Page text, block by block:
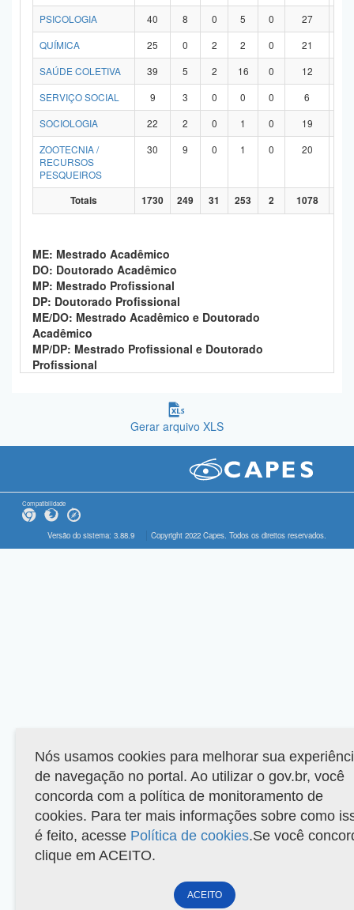
PSICOLOGIA 40 8 0 5 0 27
QUÍMICA
25 0 2 2 0 21
SAÚDE COLETIVA
39 5 2 16 0 12
SERVIÇO SOCIAL
9 3 0 0 0 6
SOCIOLOGIA
22 2 0 1 0 19
ZOOTECNIA /
RECURSOS
PESQUEIROS
30 9 0 1 0 20
Totais 1730 249 31 253 2 1078
ME: Mestrado Acadêmico
DO: Doutorado Acadêmico
MP: Mestrado Profissional
DP: Doutorado Profissional
ME/DO: Mestrado Acadêmico e Doutorado
Acadêmico
MP/DP: Mestrado Profissional e Doutorado
Profissional
Gerar arquivo XLS
Compatibilidade
Versão do sistema: 3.88.9 Copyright 2022 Capes. Todos os direitos reservados.
Nós usamos cookies para melhorar sua
de navegação no portal. Ao utilizar o gov.br, você
concorda com a política de monitoramento de
cookies. Para ter mais informações sobre como
é feito, acesse Política de cookies.Se você
clique em ACEITO.
ACEITO